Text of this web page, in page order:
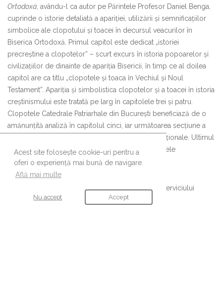
Acest site folosește cookie-uri pentru a
oferi o experiență mai bună de navigare.
Află mai multe
Nu accept Accept
Ortodoxă , avându-l ca autor pe Părintele Profesor Daniel Benga,
cuprinde o istorie detaliată a apariției, utilizării și semnificațiilor
simbolice ale clopotului și toacei în decursul veacurilor în
Biserica Ortodoxă. Primul capitol este dedicat „istoriei
precreștine a clopotelor” – scurt excurs în istoria popoarelor și
civilizațiilor de dinainte de apariția Bisericii, în timp ce al doilea
capitol are ca titlu „clopotele și toaca în Vechiul și Noul
Testament”. Apariția și simbolistica clopotelor și a toacei în istoria
creștinismului este tratată pe larg în capitolele trei și patru.
Clopotele Catedrale Patriarhale din București beneficiază de o
amănunțită analiză în capitolul cinci, iar următoarea secțiune a
lucrării tratează tematica clopotelor Catedralei Naționale. Ultimul
capitol, al șaptelea, intitulat „clopotele și «Trâmbițele
Împărăției»” cuprinde concluziile lucrării.
Lucrarea poate fi achiziționată de la magazinele Serviciului
Colportaj al Arhiepiscopiei Bucureștilor.